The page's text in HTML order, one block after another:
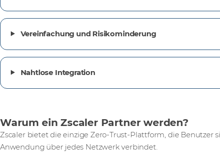
Vereinfachung und Risikominderung
Nahtlose Integration
Warum ein Zscaler Partner werden?
Zscaler bietet die einzige Zero-Trust-Plattform, die Benutzer
Anwendung über jedes Netzwerk verbindet.